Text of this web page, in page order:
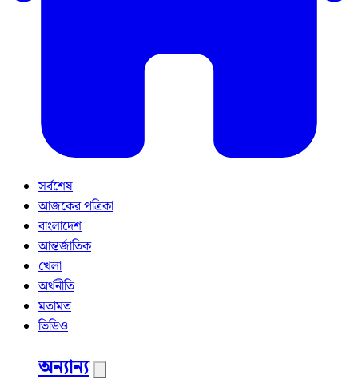
সর্বশেষ
আজকের পত্রিকা
বাংলাদেশ
আন্তর্জাতিক
খেলা
অর্থনীতি
মতামত
ভিডিও
অন্যান্য